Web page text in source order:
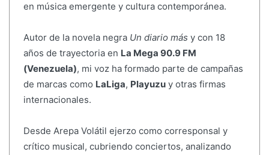
en música emergente y cultura contemporánea.
Autor de la novela negra Un diario más y con 18
años de trayectoria en La Mega 90.9 FM
(Venezuela), mi voz ha formado parte de campañas
de marcas como LaLiga, Playuzuy otras firmas
internacionales.
Desde Arepa Volátil ejerzo como corresponsal y
crítico musical, cubriendo conciertos, analizando